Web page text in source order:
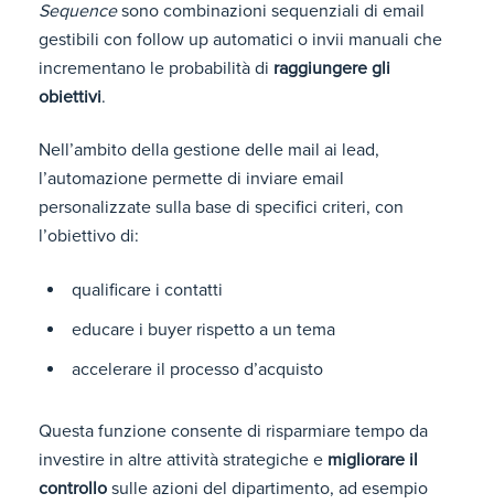
Sequencesono combinazioni sequenziali di email
gestibili con follow up automatici o invii manuali che
incrementano le probabilità di raggiungere gli
obiettivi.
Nell’ambito della gestione delle mail ai lead,
l’automazione permette di inviare email
personalizzate sulla base di specifici criteri, con
l’obiettivo di:
qualificare i contatti
educare i buyer rispetto a un tema
accelerare il processo d’acquisto
Questa funzione consente di risparmiare tempo da
investire in altre attività strategiche e migliorare il
controllo sulle azioni del dipartimento, ad esempio